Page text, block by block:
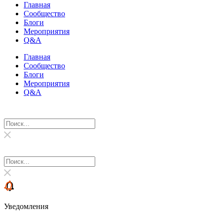
Главная
Сообщество
Блоги
Мероприятия
Q&A
Главная
Сообщество
Блоги
Мероприятия
Q&A
Уведомления